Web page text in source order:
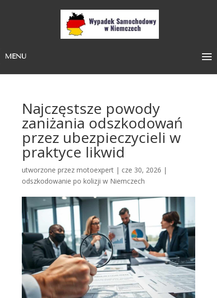
MENU
Najczęstsze powody
zaniżania odszkodowań
przez ubezpieczycieli w
praktyce likwid
utworzone przez motoexpert| cze 30, 2026 |
odszkodowanie po kolizji w Niemczech